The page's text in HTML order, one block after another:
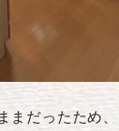
まだったため